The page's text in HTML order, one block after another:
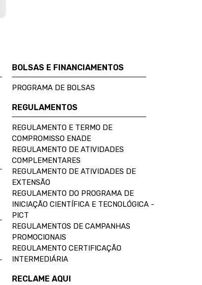
BOLSAS E FINANCIAMENTOS
PROGRAMA DE BOLSAS
REGULAMENTOS
REGULAMENTO E TERMO DE
COMPROMISSO ENADE
REGULAMENTO DE ATIVIDADES
COMPLEMENTARES
REGULAMENTO DE ATIVIDADES DE
EXTENSÃO
REGULAMENTO DO PROGRAMA DE
INICIAÇÃO CIENTÍFICA E TECNOLÓGICA -
PICT
REGULAMENTOS DE CAMPANHAS
PROMOCIONAIS
REGULAMENTO CERTIFICAÇÃO
INTERMEDIÁRIA
RECLAME AQUI